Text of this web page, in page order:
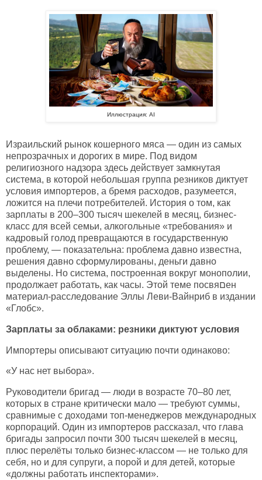
Иллюстрация: AI
Израильский рынок кошерного мяса — один из самых
непрозрачных и дорогих в мире. Под видом
религиозного надзора здесь действует замкнутая
система, в которой небольшая группа резников диктует
условия импортеров, а бремя расходов, разумеется,
ложится на плечи потребителей. История о том, как
зарплаты в 200–300 тысяч шекелей в месяц, бизнес-
класс для всей семьи, алкогольные «требования» и
кадровый голод превращаются в государственную
проблему, — показательна: проблема давно известна,
решения давно сформулированы, деньги давно
выделены. Но система, построенная вокруг монополии,
продолжает работать, как часы. Этой теме посвяםен
материал-расследование Эллы Леви-Вайнриб в издании
«Глобс».
Зарплаты за облаками: резники диктуют условия
Импортеры описывают ситуацию почти одинаково:
«У нас нет выбора».
Руководители бригад — люди в возрасте 70–80 лет,
которых в стране критически мало — требуют суммы,
сравнимые с доходами топ-менеджеров международных
корпораций. Один из импортеров рассказал, что глава
бригады запросил почти 300 тысяч шекелей в месяц,
плюс перелёты только бизнес-классом — не только для
себя, но и для супруги, а порой и для детей, которые
«должны работать инспекторами».